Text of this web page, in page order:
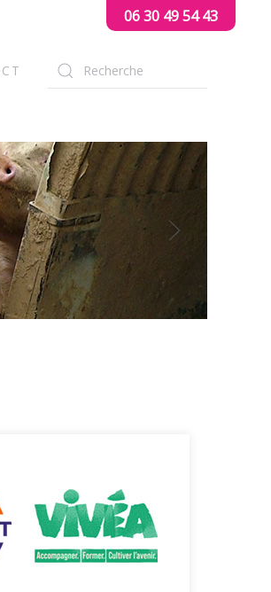
06 30 49 54 43